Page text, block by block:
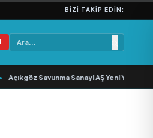
BIZI TAKIP EDIN:
Savunma Sanayi AŞ Yeni Yönetim